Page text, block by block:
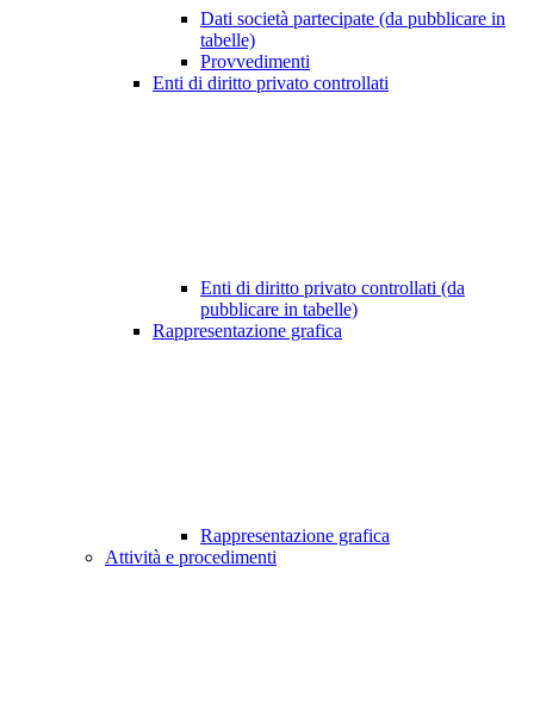
Dati società partecipate (da pubblicare in
tabelle)
Provvedimenti
Enti di diritto privato controllati
Enti di diritto privato controllati (da
pubblicare in tabelle)
Rappresentazione grafica
Rappresentazione grafica
Attività e procedimenti